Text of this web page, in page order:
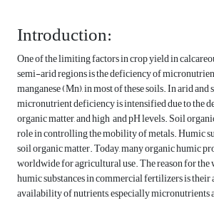
Introduction:
One of the limiting factors in crop yield in
semi-arid regions is the deficiency of
manganese (Mn), in most of these soils. In arid
micronutrient deficiency is intensified due to the
organic matter, and high and pH levels. Soil
role in controlling the mobility of metals. Humic
soil organic matter. Today, many organic humic
worldwide for agricultural use. The reason for the
humic substances in commercial fertilizers is
availability of nutrients, especially micronutrients